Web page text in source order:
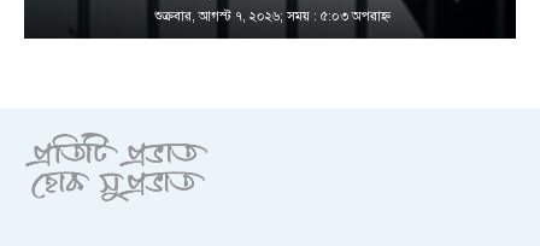
শুক্রবার, আগস্ট ৭, ২০২৬; সময় : ৫:০৩ অপরাহ্ণ